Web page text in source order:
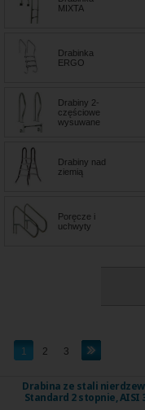
MIXTA
Drabinka
ERGO
Drabiny 2-
częściowe
wysuwane
Drabiny nad
ziemią
Poręcze i
uchwyty
1 2 3
Drabina ze stali
Standard 2 stopnie, AISI